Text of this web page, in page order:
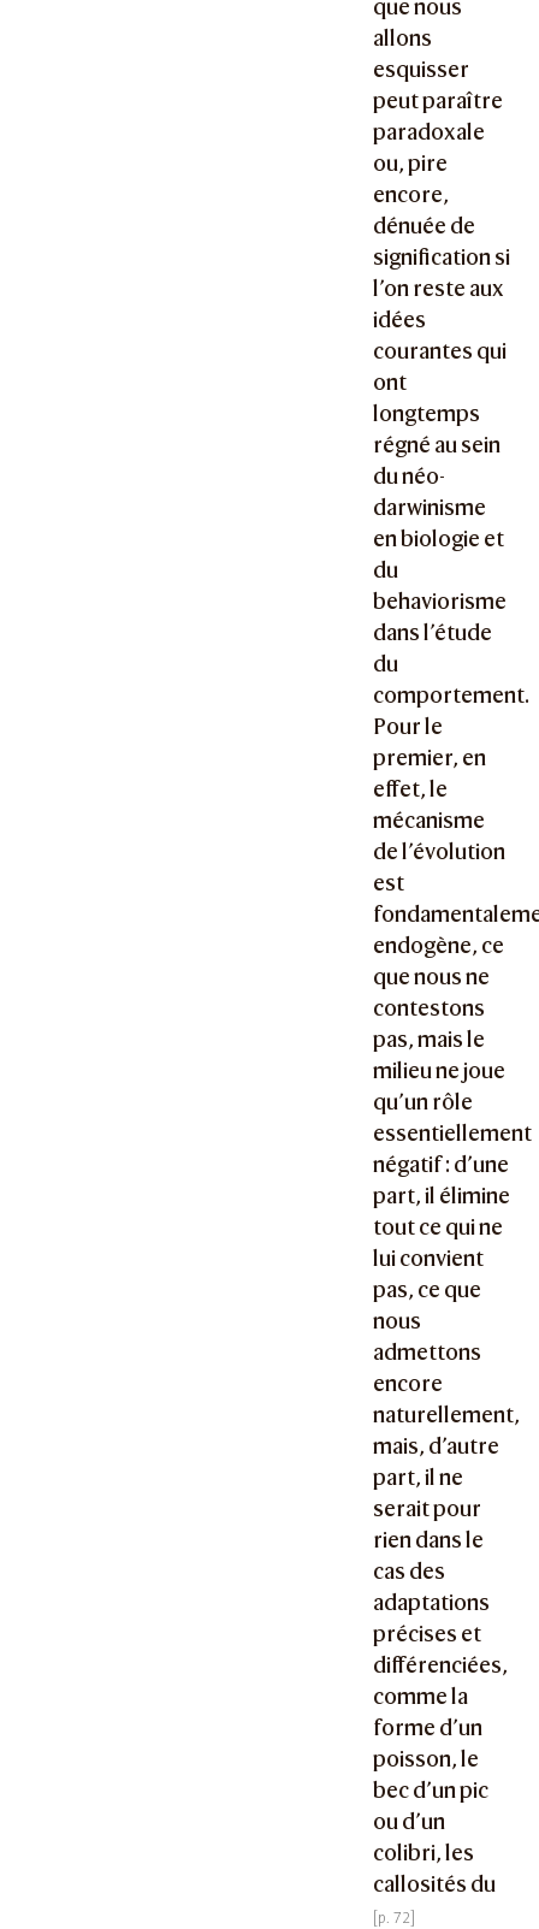
que nous
allons
esquisser
peut paraître
paradoxale
ou, pire
encore,
dénuée de
signification si
l’on reste aux
idées
courantes qui
ont
longtemps
régné au sein
du néo-
darwinisme
en biologie et
du
behaviorisme
dans l’étude
du
comportement.
Pour le
premier, en
effet, le
mécanisme
de l’évolution
est
endogène, ce
que nous ne
contestons
pas, mais le
milieu ne joue
qu’un rôle
essentiellement
négatif : d’une
part, il élimine
tout ce qui ne
lui convient
pas, ce que
nous
admettons
encore
naturellement,
mais, d’autre
part, il ne
serait pour
rien dans le
cas des
adaptations
précises et
différenciées,
comme la
forme d’un
poisson, le
bec d’un pic
ou d’un
colibri, les
callosités du